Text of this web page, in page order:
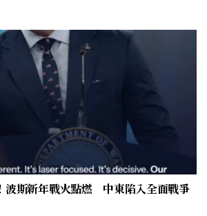
波斯新年戰火點燃 中東陷入全面戰爭